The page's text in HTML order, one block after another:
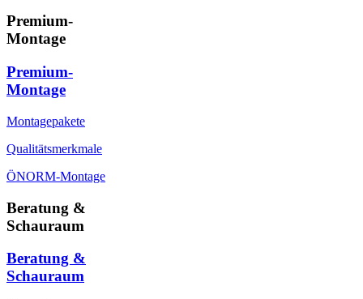
Premium-
Montage
Premium-
Montage
Montagepakete
Qualitätsmerkmale
ÖNORM-Montage
Beratung &
Schauraum
Beratung &
Schauraum